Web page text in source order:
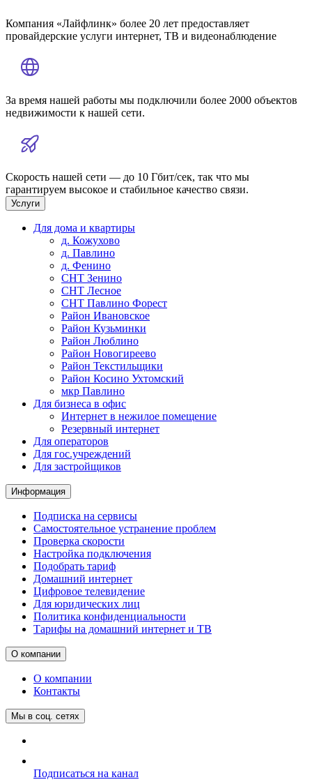
Компания «Лайфлинк» более 20 лет предоставляет
провайдерские услуги интернет, ТВ и видеонаблюдение
За время нашей работы мы подключили более 2000 объектов
недвижимости к нашей сети.
Скорость нашей сети — до 10 Гбит/сек, так что мы
гарантируем высокое и стабильное качество связи.
Услуги
Для дома и квартиры
д. Кожухово
д. Павлино
д. Фенино
СНТ Зенино
СНТ Лесное
СНТ Павлино Форест
Район Ивановское
Район Кузьминки
Район Люблино
Район Новогиреево
Район Текстильщики
Район Косино Ухтомский
мкр Павлино
Для бизнеса в офис
Интернет в нежилое помещение
Резервный интернет
Для операторов
Для гос.учреждений
Для застройщиков
Информация
Подписка на сервисы
Самостоятельное устранение проблем
Проверка скорости
Настройка подключения
Подобрать тариф
Домашний интернет
Цифровое телевидение
Для юридических лиц
Политика конфиденциальности
Тарифы на домашний интернет и ТВ
О компании
О компании
Контакты
Мы в соц. сетях
Подписаться на канал